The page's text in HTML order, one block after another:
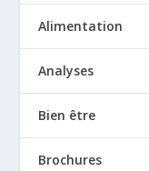
Alimentation
Analyses
Bien être
Brochures